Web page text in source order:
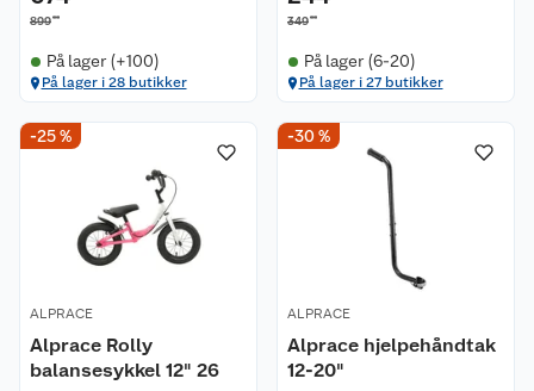
89900
På lager (+100)
På lager i 28 butikker
34900
På lager (6-20)
På lager i 27 butikker
-25 %
ALPRACE
Alprace Rolly
balansesykkel 12" 26
-30 %
ALPRACE
Alprace hjelpehåndtak
12-20"